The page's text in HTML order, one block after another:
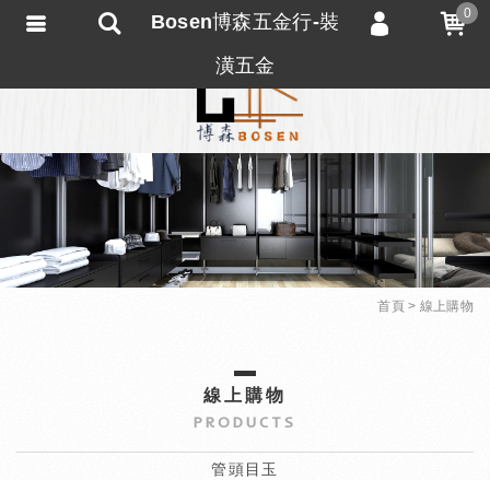
首頁 線上購物
線上購物
PRODUCTS
管頭目玉
Bosen博森五金行-裝
潢五金
0
會員登入
忘記密碼
訂單查詢
匯款通知